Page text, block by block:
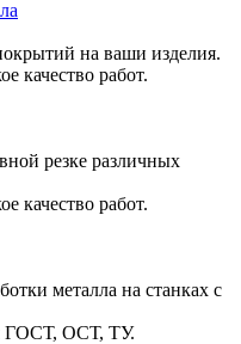
на ваши изделия.
качество работ.
резке различных
качество работ.
металла на станках с
ГОСТ, ОСТ, ТУ.